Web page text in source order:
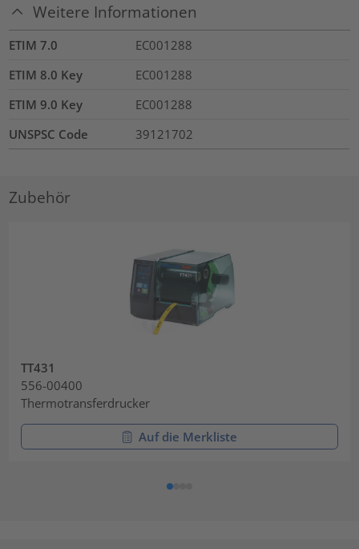
Weitere Informationen
ETIM 7.0
EC001288
ETIM 8.0 Key
EC001288
ETIM 9.0 Key
EC001288
UNSPSC Code
39121702
Zubehör
TT431
556-00400
Thermotransferdrucker
Auf die Merkliste